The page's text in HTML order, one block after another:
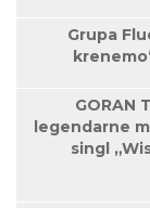
Grupa
GORAN
legendarne
singl